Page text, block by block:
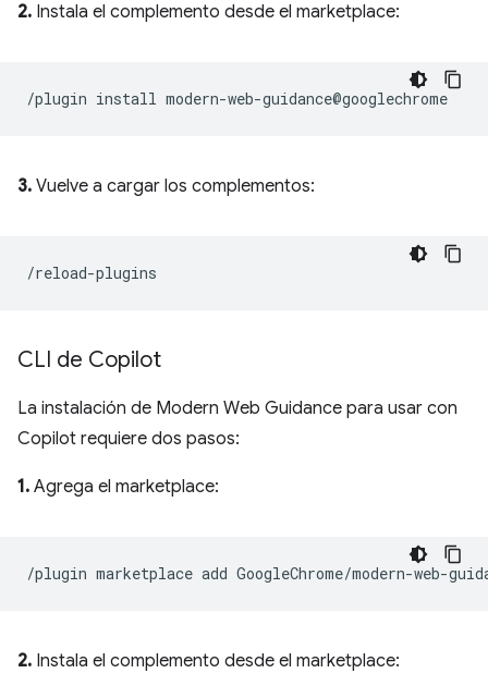
2. Instala el complemento desde el marketplace:
3. Vuelve a cargar los complementos:
CLI de Copilot
La instalación de Modern Web Guidance para usar con
Copilot requiere dos pasos:
1. Agrega el marketplace:
2. Instala el complemento desde el marketplace: